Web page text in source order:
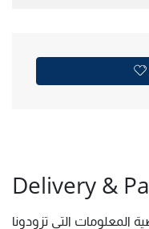
Delivery &
المعلومات التي تزودونا